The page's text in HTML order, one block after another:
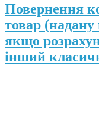
Повернення
товар
якщо
інший